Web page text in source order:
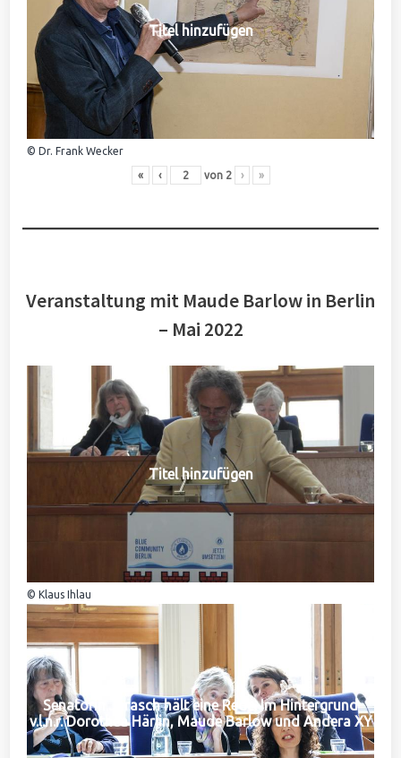
Titel hinzufügen
© Dr. Frank Wecker
« ‹ von 2 › »
Veranstaltung mit Maude Barlow in Berlin
– Mai 2022
Titel hinzufügen
© Klaus Ihlau
Senatorin Jarasch hält eine Rede. Im Hintergrund
v.l.n.r. Dorothea Härlin, Maude Barlow und Andera XY